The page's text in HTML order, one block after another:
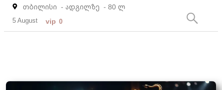
თბილისი - ადგილზე - 80 ლ
5 August vip 0